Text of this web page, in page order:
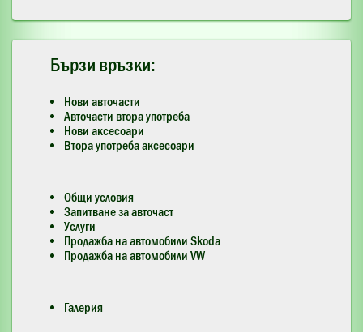
Бързи връзки:
Нови авточасти
Авточасти втора употреба
Нови аксесоари
Втора употреба аксесоари
Общи условия
Запитване за авточаст
Услуги
Продажба на автомобили Skoda
Продажба на автомобили VW
Галерия